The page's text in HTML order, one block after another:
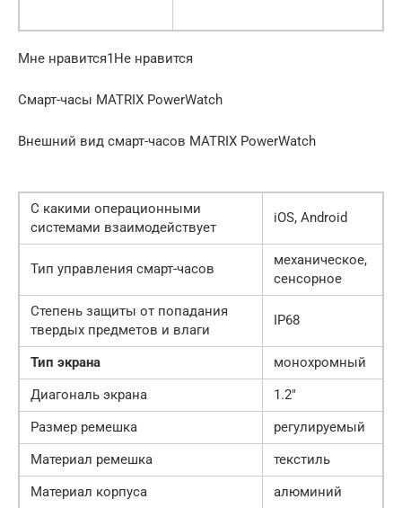
Мне нравится1Не нравится
Смарт-часы MATRIX PowerWatch
Внешний вид смарт-часов MATRIX PowerWatch
С какими операционными
системами взаимодействует
iOS, Android
Тип управления смарт-часов
механическое,
сенсорное
Степень защиты от попадания
твердых предметов и влаги
IP68
Тип экрана
монохромный
Диагональ экрана
1.2″
Размер ремешка
регулируемый
Материал ремешка
текстиль
Материал корпуса
алюминий